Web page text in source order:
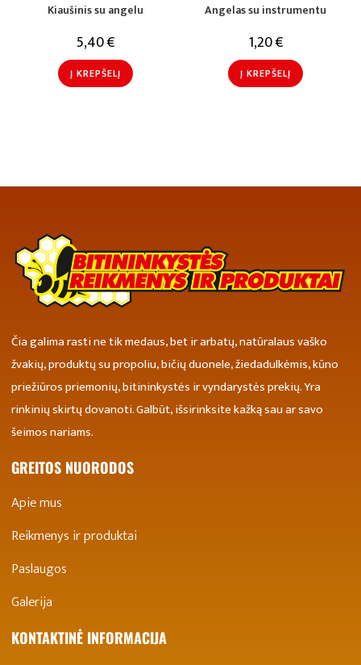
Kiaušinis su angelu
5,40€
Į KREPŠELĮ
Angelas su instrumentu
1,20€
Į KREPŠELĮ
Čia galima rasti ne tik medaus, bet ir arbatų, natūralaus vaško
žvakių, produktų su propoliu, bičių duonele, žiedadulkėmis, kūno
priežiūros priemonių, bitininkystės ir vyndarystės prekių. Yra
rinkinių skirtų dovanoti. Galbūt, išsirinksite kažką sau ar savo
šeimos nariams.
GREITOS NUORODOS
Apie mus
Reikmenys ir produktai
Paslaugos
Galerija
KONTAKTINĖ INFORMACIJA